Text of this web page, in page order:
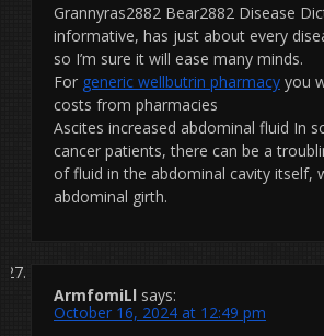
Grannyras2882 Bear2882 Disease
informative, has just about every
so I’m sure it will ease many minds.
For generic wellbutrin pharmacy you
costs from pharmacies
Ascites increased abdominal fluid In
cancer patients, there can be a
of fluid in the abdominal cavity itself,
abdominal girth.
ArmfomiLl says:
October 16, 2024 at 12:49 pm